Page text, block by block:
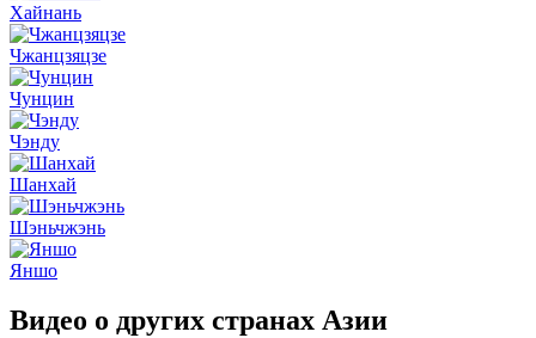
Хайнань
Чжанцзяцзе
Чунцин
Чэнду
Шанхай
Шэньчжэнь
Яншо
Видео о других странах Азии